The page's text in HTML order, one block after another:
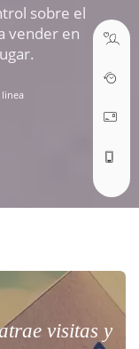
sobre el
vender en
linea
visitas y
ABRIR TICKET